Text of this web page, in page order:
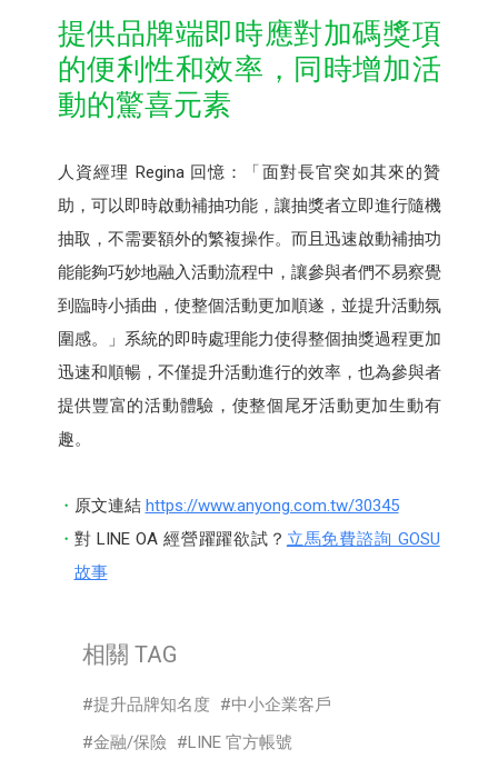
提供品牌端即時應對加碼獎項
的便利性和效率，同時增加活
動的驚喜元素
人資經理 Regina 回憶：「面對長官突如其來的贊
助，可以即時啟動補抽功能，讓抽獎者立即進行隨機
抽取，不需要額外的繁複操作。而且迅速啟動補抽功
能能夠巧妙地融入活動流程中，讓參與者們不易察覺
到臨時小插曲，使整個活動更加順遂，並提升活動氛
圍感。」系統的即時處理能力使得整個抽獎過程更加
迅速和順暢，不僅提升活動進行的效率，也為參與者
提供豐富的活動體驗，使整個尾牙活動更加生動有
趣。
原文連結 https://www.anyong.com.tw/30345
對 LINE OA 經營躍躍欲試？ 立馬免費諮詢 GOSU
故事
相關 TAG
提升品牌知名度
中小企業客戶
金融/保險
LINE 官方帳號